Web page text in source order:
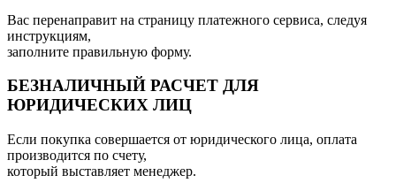
Вас перенаправит на страницу платежного сервиса, следуя
инструкциям,
заполните правильную форму.
БЕЗНАЛИЧНЫЙ РАСЧЕТ ДЛЯ
ЮРИДИЧЕСКИХ ЛИЦ
Если покупка совершается от юридического лица, оплата
производится по счету,
который выставляет менеджер.